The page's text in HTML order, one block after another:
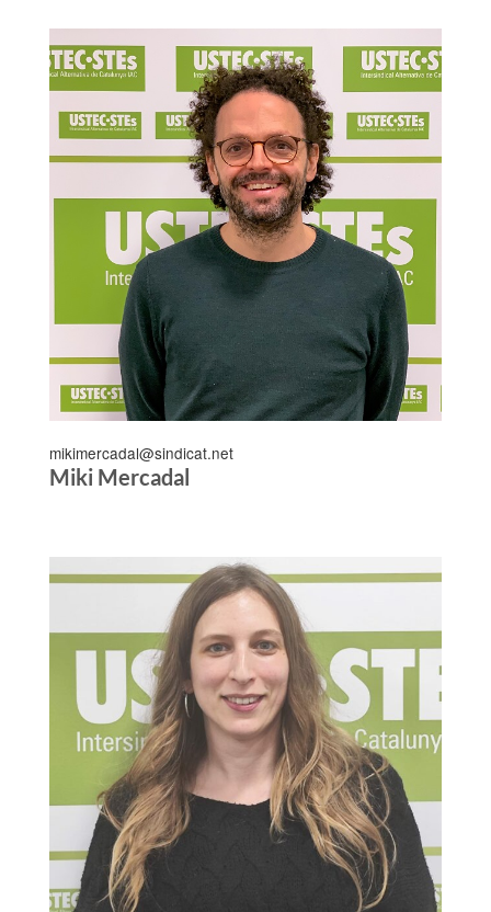
mikimercadal@sindicat.net
Miki Mercadal